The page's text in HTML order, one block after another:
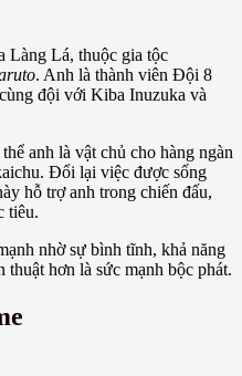
Làng Lá, thuộc gia tộc
. Anh là thành viên Đội 8
đội với Kiba Inuzuka và
anh là vật chủ cho hàng ngàn
Đổi lại việc được sống
hỗ trợ anh trong chiến đấu,
tiêu.
nhờ sự bình tĩnh, khả năng
hơn là sức mạnh bộc phát.